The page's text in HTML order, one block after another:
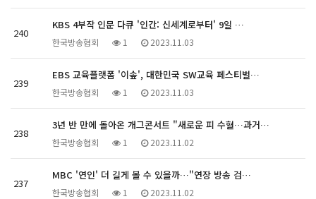
240
KBS 4부작 인문 다큐 '인간: 신세계로부터' 9일 …
한국방송협회 1 2023.11.03
239
EBS 교육플랫폼 '이솦', 대한민국 SW교육 페스티벌…
한국방송협회 1 2023.11.03
238
3년 반 만에 돌아온 개그콘서트 "새로운 피 수혈…과거…
한국방송협회 1 2023.11.02
237
MBC '연인' 더 길게 볼 수 있을까…"연장 방송 검…
한국방송협회 1 2023.11.02